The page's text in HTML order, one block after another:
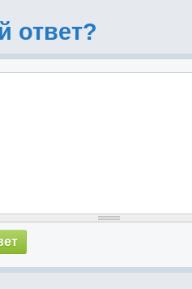
ответ?